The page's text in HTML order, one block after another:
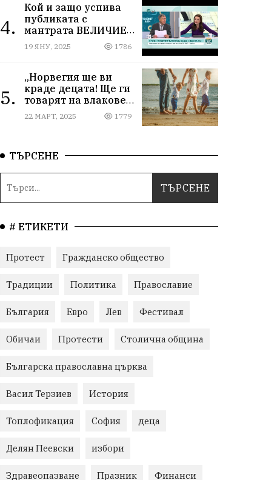
4.
Кой и защо успива
публиката с
мантрата ВЕЛИЧИЕ
ОСТАВА ИЗВЪН
ПАРЛАМЕНТА
19 ЯНУ, 2025 1786
5.
„Норвегия ще ви
краде децата! Ще ги
товарят на влакове
от гара Подуяне“
22 МАРТ, 2025 1779
ТЪРСЕНЕ
# ЕТИКЕТИ
Протест Гражданско общество
Традиции Политика Православие
България Евро Лев Фестивал
Обичаи Протести Столична община
Българска православна църква
Васил Терзиев История
Топлофикация София деца
Делян Пеевски избори
Здравеопазване Празник Финанси